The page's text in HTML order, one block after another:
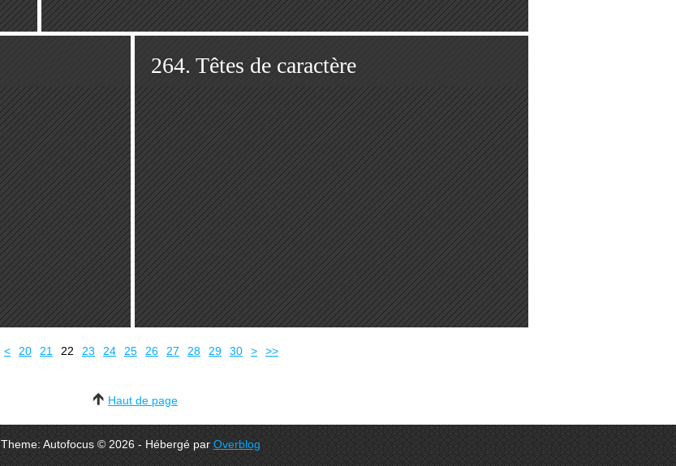
264. Têtes de caractère
< 10
20 21 22 23 24 25 26 27 28 29 30 40
50
60
70
80
> >>
Haut de page
Theme: Autofocus © 2026 - Hébergé parOverblog